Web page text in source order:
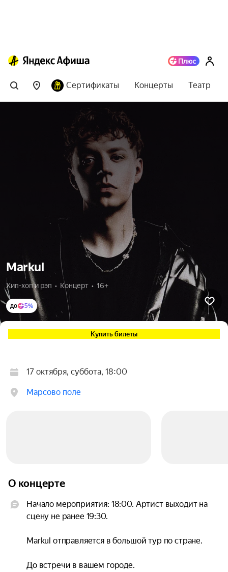
Сертификаты Концерты Театр
Markul
Хип-хоп и рэп  •  Концерт  •  16+
до 5%
Купить билеты
17 октября, суббота, 18:00
Марсово поле
О концерте
Начало мероприятия: 18:00. Артист выходит на
сцену не ранее 19:30.
Markul отправляется в большой тур по стране.
До встречи в вашем городе.